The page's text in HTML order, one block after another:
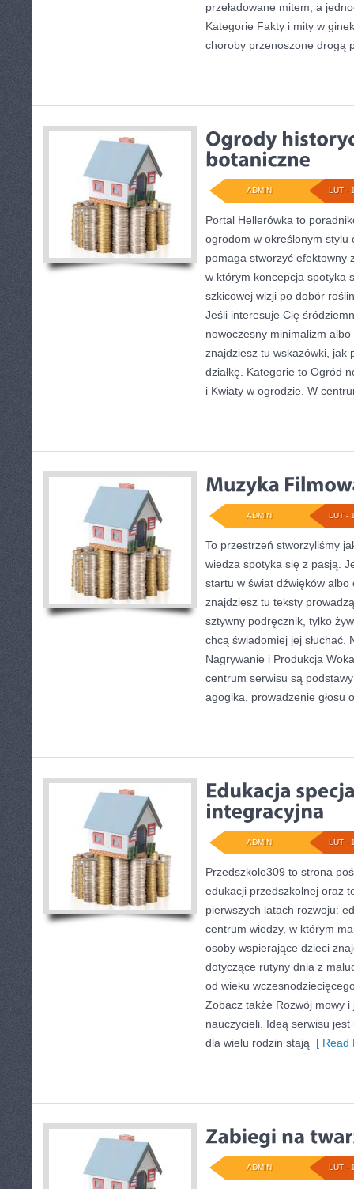
przeładowane mitem, a
Kategorie Fakty i mity w
choroby przenoszone drogą
LUT -
ADMIN
Portal Hellerówka to
ogrodom w określonym stylu
pomaga stworzyć efektowny
w którym koncepcja spotyka
szkicowej wizji po dobór
Jeśli interesuje Cię
nowoczesny minimalizm
znajdziesz tu wskazówki, jak
działkę. Kategorie to Ogród
i Kwiaty w ogrodzie. W
LUT -
ADMIN
To przestrzeń stworzyliśmy
wiedza spotyka się z pasją.
startu w świat dźwięków albo
znajdziesz tu teksty
sztywny podręcznik, tylko
chcą świadomiej jej słuchać.
Nagrywanie i Produkcja
centrum serwisu są
agogika, prowadzenie głosu
LUT -
ADMIN
Przedszkole309 to strona
edukacji przedszkolnej oraz
pierwszych latach rozwoju:
centrum wiedzy, w którym
osoby wspierające dzieci
dotyczące rutyny dnia z
od wieku
Zobacz także Rozwój mowy
nauczycieli. Ideą serwisu
dla wielu rodzin stają [ Read
LUT -
ADMIN